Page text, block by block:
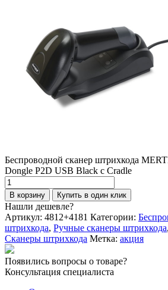
Беспроводной сканер штрихкода
Dongle P2D USB Black с Cradle
Количество
товара
Беспроводной
сканер
штрихкода
MERTECH
CL-
2310
BLE
Dongle
В корзину Купить в один клик
Нашли дешевле?
Артикул: 4812+4181 Категории:
штрихкода, Ручные сканеры штрихкода,
Сканеры штрихкода Метка: акция
Появились вопросы о товаре?
Консультация специалиста